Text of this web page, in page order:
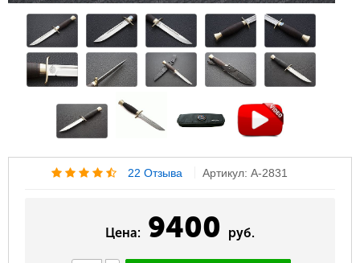
22 Отзыва Артикул: A-2831
Цена: 9400 руб.